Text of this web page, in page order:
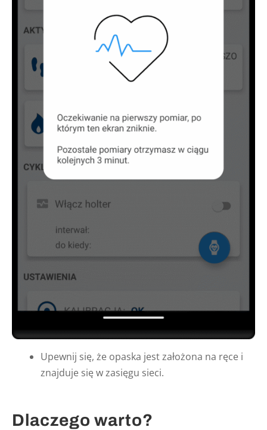
Upewnij się, że opaska jest założona na ręce i
znajduje się w zasięgu sieci.
Dlaczego warto?